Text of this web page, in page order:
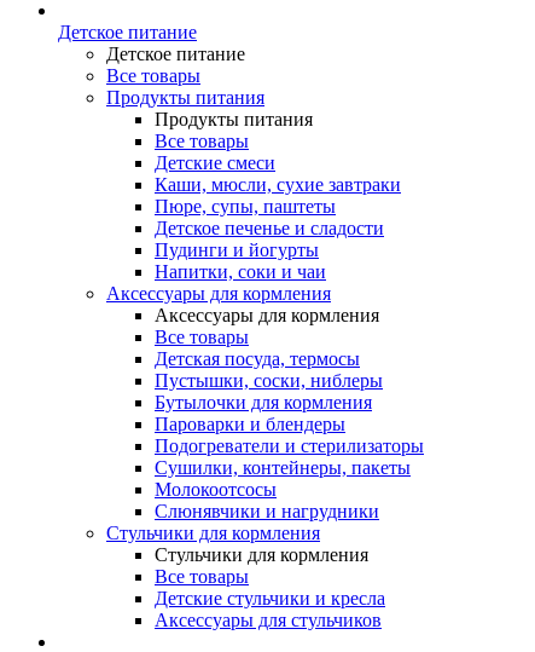
Детское питание
Детское питание
Все товары
Продукты питания
Продукты питания
Все товары
Детские смеси
Каши, мюсли, сухие завтраки
Пюре, супы, паштеты
Детское печенье и сладости
Пудинги и йогурты
Напитки, соки и чаи
Аксессуары для кормления
Аксессуары для кормления
Все товары
Детская посуда, термосы
Пустышки, соски, ниблеры
Бутылочки для кормления
Пароварки и блендеры
Подогреватели и стерилизаторы
Сушилки, контейнеры, пакеты
Молокоотсосы
Слюнявчики и нагрудники
Стульчики для кормления
Стульчики для кормления
Все товары
Детские стульчики и кресла
Аксессуары для стульчиков